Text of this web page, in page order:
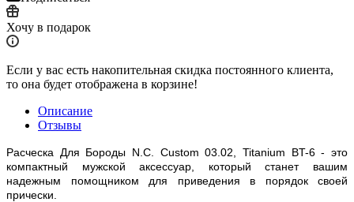
Хочу в подарок
Если у вас есть накопительная скидка постоянного клиента,
то она будет отображена в корзине!
Описание
Отзывы
Расческа Для Бороды N.C. Custom 03.02, Titanium BT-6 - это
компактный мужской аксессуар, который станет вашим
надежным помощником для приведения в порядок своей
прически.